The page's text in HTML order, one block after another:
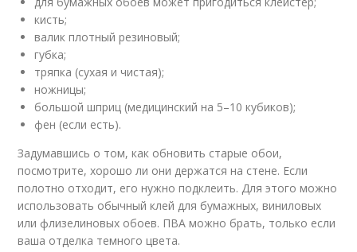
кисть;
валик плотный резиновый;
губка;
тряпка (сухая и чистая);
ножницы;
большой шприц (медицинский на 5–10 кубиков);
фен (если есть).
Задумавшись о том, как обновить старые обои,
посмотрите, хорошо ли они держатся на стене. Если
полотно отходит, его нужно подклеить. Для этого можно
использовать обычный клей для бумажных, виниловых
или флизелиновых обоев. ПВА можно брать, только если
ваша отделка темного цвета.